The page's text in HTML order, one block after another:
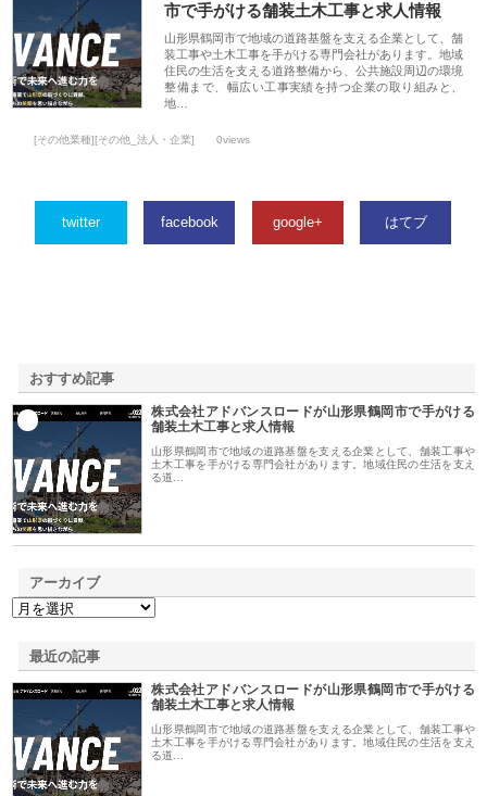
市で手がける舗装土木工事と求人情報
山形県鶴岡市で地域の道路基盤を支える企業として、舗
装工事や土木工事を手がける専門会社があります。地域
住民の生活を支える道路整備から、公共施設周辺の環境
整備まで、幅広い工事実績を持つ企業の取り組みと、
地…
[その他業種][その他_法人・企業] 0views
twitter facebook google+ はてブ
おすすめ記事
株式会社アドバンスロードが山形県鶴岡市で手がける
舗装土木工事と求人情報
山形県鶴岡市で地域の道路基盤を支える企業として、舗装工事や
土木工事を手がける専門会社があります。地域住民の生活を支え
る道…
アーカイブ
最近の記事
株式会社アドバンスロードが山形県鶴岡市で手がける
舗装土木工事と求人情報
山形県鶴岡市で地域の道路基盤を支える企業として、舗装工事や
土木工事を手がける専門会社があります。地域住民の生活を支え
る道…